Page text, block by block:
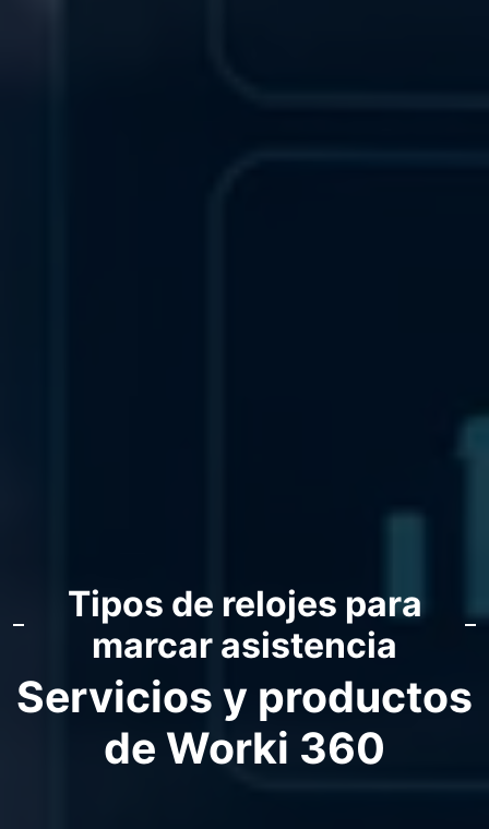
Tipos de relojes para
marcar asistencia
Servicios y productos
de Worki 360